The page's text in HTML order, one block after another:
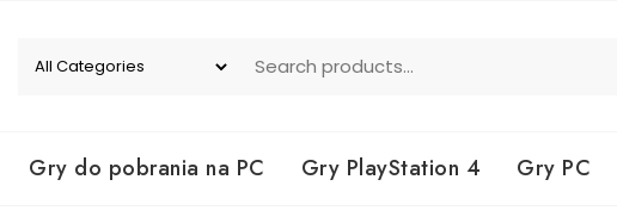
Gry do pobrania na PC Gry PlayStation 4 Gry PC